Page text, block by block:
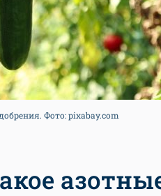
Фото: pixabay.com